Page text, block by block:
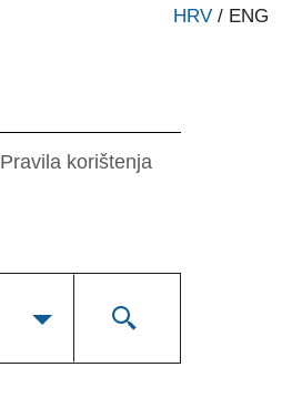
HRV / ENG
Pravila korištenja